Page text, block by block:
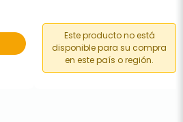
Este producto no está
disponible para su compra
en este país o región.